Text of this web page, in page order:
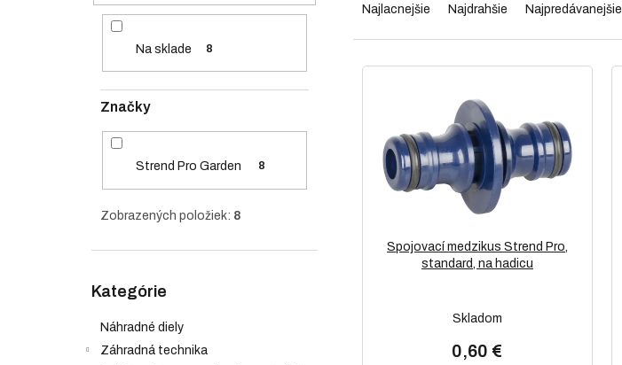
Na sklade 8
Značky
Strend Pro Garden 8
Zobrazených položiek: 8
kategórie
Kategórie
Náhradné diely
Záhradná technika
a
e
Najlacnejšie Najdrahšie Najpredávanejšie
V
Spojovací medzikus Strend Pro,
standard, na hadicu
Skladom
0,60 €